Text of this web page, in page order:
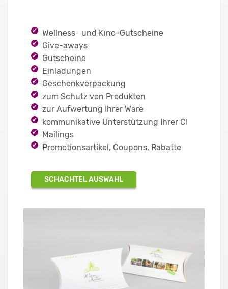
Wellness- und Kino-Gutscheine
Give-aways
Gutscheine
Einladungen
Geschenkverpackung
zum Schutz von Produkten
zur Aufwertung Ihrer Ware
kommunikative Unterstützung Ihrer CI
Mailings
Promotionsartikel, Coupons, Rabatte
SCHACHTEL AUSWAHL